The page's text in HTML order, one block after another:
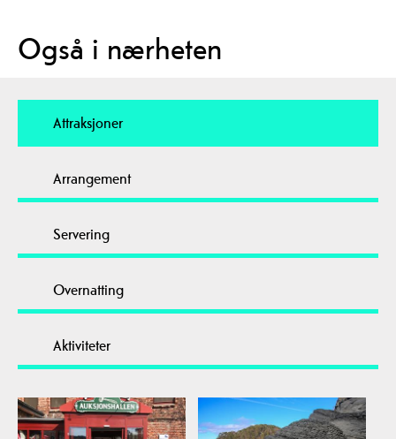
Også i nærheten
Attraksjoner
Arrangement
Servering
Overnatting
Aktiviteter